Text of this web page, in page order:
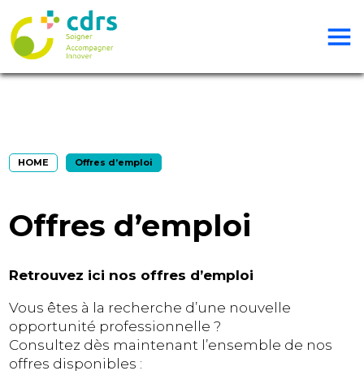
HOME Offres d’emploi
Offres d’emploi
Retrouvez ici nos offres d’emploi
Vous êtes à la recherche d’une nouvelle
opportunité professionnelle ?
Consultez dès maintenant l’ensemble de nos
offres disponibles :